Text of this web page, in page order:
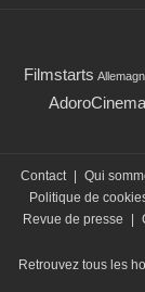
Filmstarts
AdoroCinema
Contact Qui
Politique de
Revue de presse
Retrouvez tous les